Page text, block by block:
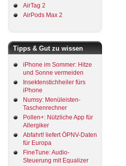
AirTag 2
AirPods Max 2
Tipps & Gut zu wissen
iPhone im Sommer: Hitze
und Sonne vermeiden
Insektenstichheiler fürs
iPhone
Numsy: Menüleisten-
Taschenrechner
Pollen+: Nützliche App für
Allergiker
Abfahrt! liefert ÖPNV-Daten
für Europa
FineTune: Audio-
Steuerung mit Equalizer